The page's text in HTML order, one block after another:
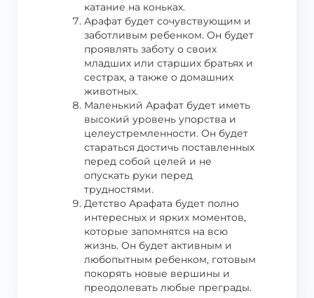
катание на коньках.
Арафат будет сочувствующим и
заботливым ребенком. Он будет
проявлять заботу о своих
младших или старших братьях и
сестрах, а также о домашних
животных.
Маленький Арафат будет иметь
высокий уровень упорства и
целеустремленности. Он будет
стараться достичь поставленных
перед собой целей и не
опускать руки перед
трудностями.
Детство Арафата будет полно
интересных и ярких моментов,
которые запомнятся на всю
жизнь. Он будет активным и
любопытным ребенком, готовым
покорять новые вершины и
преодолевать любые преграды.